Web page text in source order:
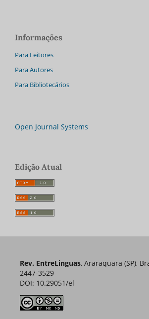
Informações
Para Leitores
Para Autores
Para Bibliotecários
Open Journal Systems
Edição Atual
Rev. EntreLinguas, Araraquara (SP),
2447-3529
DOI: 10.29051/el